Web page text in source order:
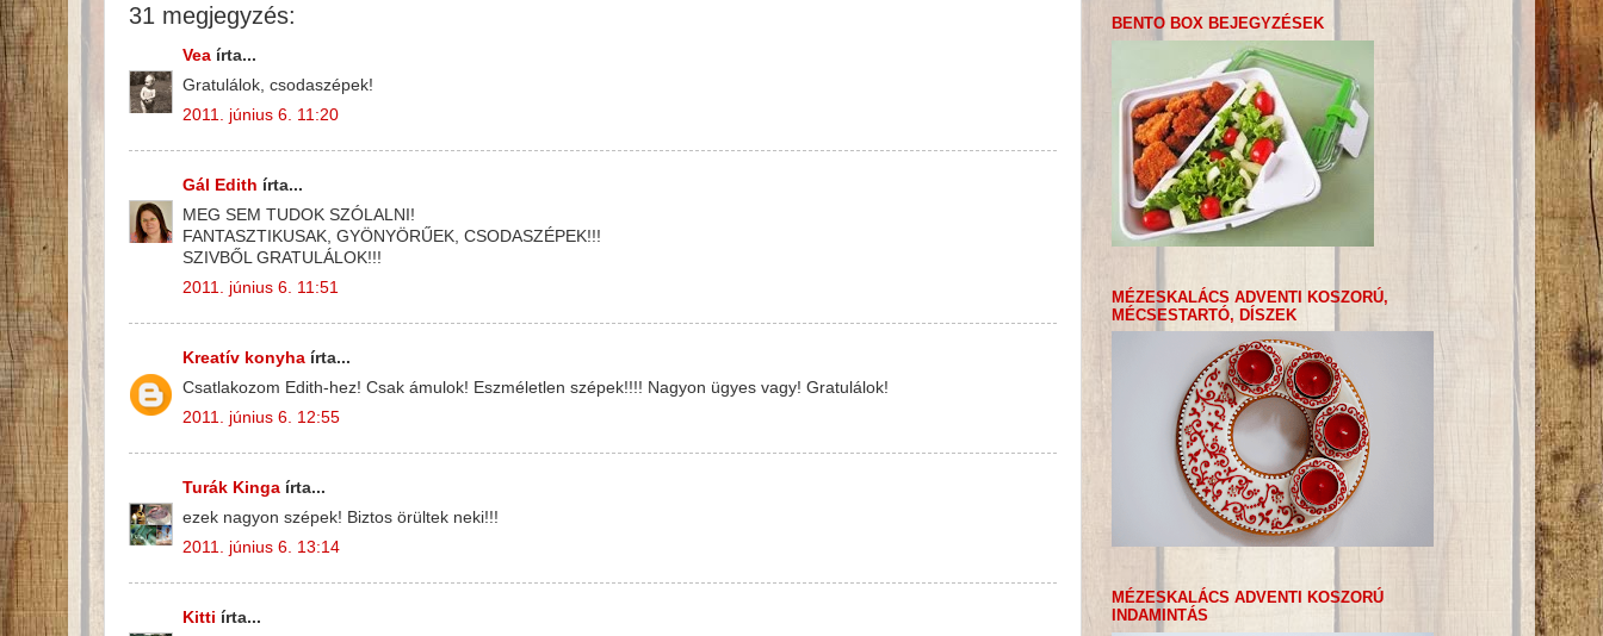
31 megjegyzés:
Vea írta...
Gratulálok, csodaszépek!
2011. június 6. 11:20
Gál Edith írta...
MEG SEM TUDOK SZÓLALNI!
FANTASZTIKUSAK, GYÖNYÖRŰEK, CSODASZÉPEK!!!
SZIVBŐL GRATULÁLOK!!!
2011. június 6. 11:51
Kreatív konyha írta...
Csatlakozom Edith-hez! Csak ámulok! Eszméletlen szépek!!!! Nagyon ügyes vagy! Gratulálok!
2011. június 6. 12:55
Turák Kinga írta...
ezek nagyon szépek! Biztos örültek neki!!!
2011. június 6. 13:14
Kitti írta...
BENTO BOX BEJEGYZÉSEK
MÉZESKALÁCS ADVENTI KOSZORÚ,
MÉCSESTARTÓ, DÍSZEK
MÉZESKALÁCS ADVENTI KOSZORÚ
INDAMINTÁS